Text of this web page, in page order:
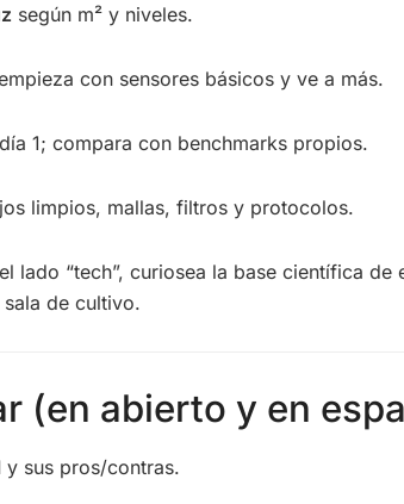
según m² y niveles.
con sensores básicos y ve a más.
1; compara con benchmarks propios.
limpios, mallas, filtros y protocolos.
lado “tech”, curiosea la base científica
de cultivo.
(en abierto y en
y sus pros/contras.